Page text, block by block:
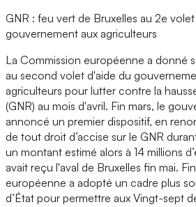
GNR : feu vert de Bruxelles au 2e
gouvernement aux agriculteurs
La Commission européenne a donné
au second volet d'aide du
agriculteurs pour lutter contre la
(GNR) au mois d'avril. Fin mars, le
annoncé un premier dispositif, en
de tout droit d’accise sur le GNR
un montant estimé alors à 14 millions
avait reçu l'aval de Bruxelles fin mai.
européenne a adopté un cadre plus
d’État pour permettre aux Vingt-sept